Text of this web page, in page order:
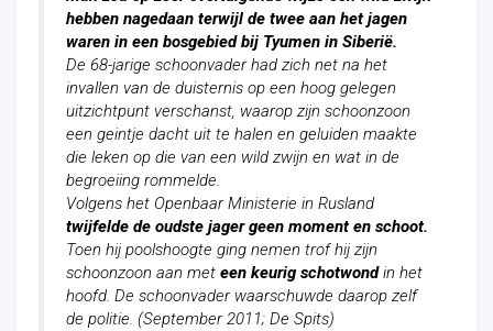
hebben nagedaan terwijl de twee aan het jagen
waren in een bosgebied bij Tyumen in Siberië.
De 68-jarige schoonvader had zich net na het
invallen van de duisternis op een hoog gelegen
uitzichtpunt verschanst, waarop zijn schoonzoon
een geintje dacht uit te halen en geluiden maakte
die leken op die van een wild zwijn en wat in de
begroeiing rommelde.
Volgens het Openbaar Ministerie in Rusland
twijfelde de oudste jager geen moment en schoot.
Toen hij poolshoogte ging nemen trof hij zijn
schoonzoon aan met een keurig schotwondin het
hoofd. De schoonvader waarschuwde daarop zelf
de politie. (September 2011; De Spits)